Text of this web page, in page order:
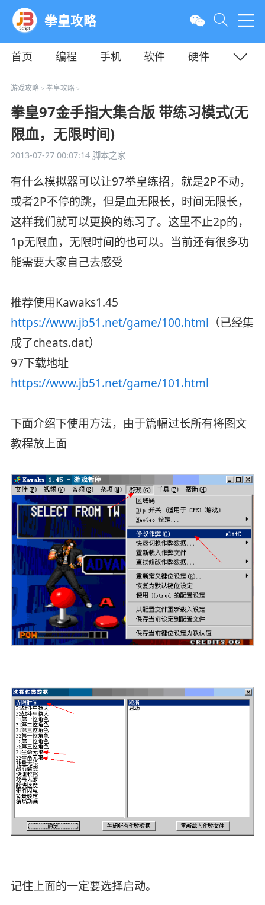
拳皇攻略
首页 编程 手机 软件
硬件
教程
平面
游戏攻略> 拳皇攻略>
拳皇97金手指大集合版 带练习模式(无
限血，无限时间)
2013-07-27 00:07:14脚本之家
有什么模拟器可以让97拳皇练招，就是2P不动，
或者2P不停的跳，但是血无限长，时间无限长，
这样我们就可以更换的练习了。这里不止2p的，
1p无限血，无限时间的也可以。当前还有很多功
能需要大家自己去感受
推荐使用Kawaks1.45
https://www.jb51.net/game/100.html （已经集
成了cheats.dat）
97下载地址
https://www.jb51.net/game/101.html
下面介绍下使用方法，由于篇幅过长所有将图文
教程放上面
记住上面的一定要选择启动。